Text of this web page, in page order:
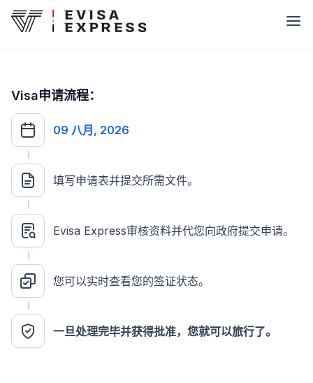
Visa申请流程：
09 八月, 2026
填写申请表并提交所需文件。
Evisa Express审核资料并代您向政府提交申请。
您可以实时查看您的签证状态。
一旦处理完毕并获得批准，您就可以旅行了。